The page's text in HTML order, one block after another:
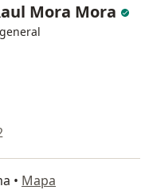
Mora Mora
• Mapa